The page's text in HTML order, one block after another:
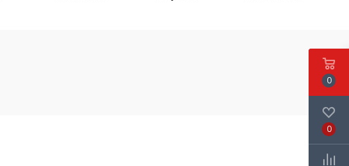
0
0